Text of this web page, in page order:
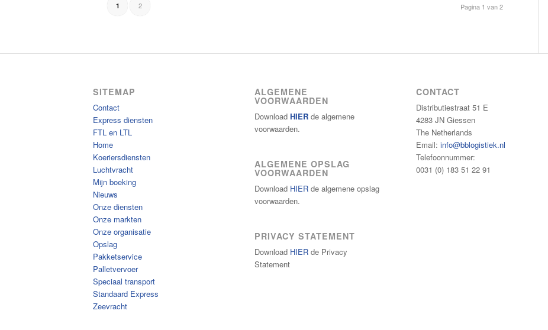
Pagina 1 van 2
1 2
SITEMAP
Contact
Express diensten
FTL en LTL
Home
Koeriersdiensten
Luchtvracht
Mijn boeking
Nieuws
Onze diensten
Onze markten
Onze organisatie
Opslag
Pakketservice
Palletvervoer
Speciaal transport
Standaard Express
Zeevracht
ALGEMENE
VOORWAARDEN
Download HIERde algemene
voorwaarden.
ALGEMENE OPSLAG
VOORWAARDEN
Download HIERde algemene opslag
voorwaarden.
PRIVACY STATEMENT
Download HIERde Privacy
Statement
CONTACT
Distributiestraat 51 E
4283 JN Giessen
The Netherlands
Email: info@bblogistiek.nl
Telefoonnummer:
0031 (0) 183 51 22 91